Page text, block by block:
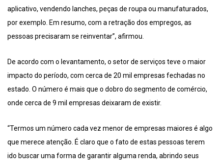
aplicativo, vendendo lanches, peças de roupa ou manufaturados,
por exemplo. Em resumo, com a retração dos empregos, as
pessoas precisaram se reinventar”, afirmou.
De acordo com o levantamento, o setor de serviços teve o maior
impacto do período, com cerca de 20 mil empresas fechadas no
estado. O número é mais que o dobro do segmento de comércio,
onde cerca de 9 mil empresas deixaram de existir.
“Termos um número cada vez menor de empresas maiores é algo
que merece atenção. É claro que o fato de estas pessoas terem
ido buscar uma forma de garantir alguma renda, abrindo seus